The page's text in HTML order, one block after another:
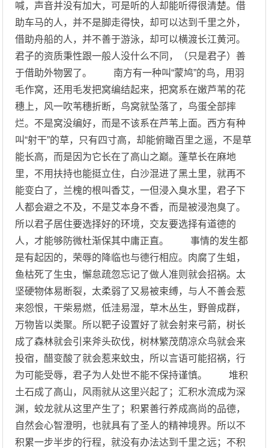
喊，声音并没有加大，可是听的人却能听得很清楚。借
助车马的人，并不是脚走得快，却可以达到千里之外，
借助舟船的人，并不善于游泳，却可以横渡长江黄河。
君子的资质秉性跟一般人没什么不同，（只是君子）善
于借助外物罢了。 南方有一种叫“蒙鸠”的鸟，用羽
毛作窝，还用毛发把窝编结起来，把窝系在嫩芦苇的花
穗上，风一吹苇穗折断，鸟窝就坠落了，鸟蛋全部摔
烂。不是窝没编好，而是不该系在芦苇上面。西方有种
叫“射干”的草，只有四寸高，却能俯瞰百里之遥，不是草
能长高，而是因为它长在了高山之巅。蓬草长在麻地
里，不用扶持也能挺立住，白沙混进了黑土里，就再不
能变白了，兰槐的根叫香艾，一但浸入臭水里，君子下
人都会避之不及，不是艾本身不香，而是被浸泡臭了。
所以君子居住要选择好的环境，交友要选择有道德的
人，才能够防微杜渐保其中庸正直。 事情的发生都
是有起因的，荣辱的降临也与德行相应。肉腐了生蛆，
鱼枯死了生虫，懈怠疏忽忘记了做人准则就会招祸。太
坚硬物体易断裂，太柔弱了又易被束缚，与人不善会惹
来怨恨，干柴易燃，低洼易湿，草木丛生，野兽成群，
万物皆以类聚。所以靶子设置好了就会射来弓箭，树长
成了森林就会引来斧头砍伐，树林繁茂荫凉众鸟就会来
投宿，醋变酸了就会惹来蚊虫，所以言语可能招祸，行
为可能受辱，君子为人处世不能不保持谨慎。 堆积
土石成了高山，风雨就从这里兴起了；汇积水流成为深
渊，蛟龙就从这里产生了；积累善行养成高尚的品德，
自然会心智澄明，也就具有了圣人的精神境界。所以不
积累一步半步的行程，就没有办法达到千里之远；不积